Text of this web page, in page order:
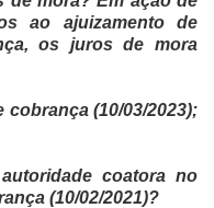
ao ajuizamento de
os juros de mora
cobrança (10/03/2023);
coatora no
(10/02/2021)?